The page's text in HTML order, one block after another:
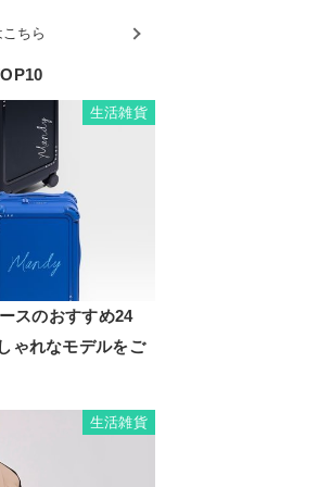
ちら
生活雑貨
スのおすすめ24
ゃれなモデルをご
生活雑貨